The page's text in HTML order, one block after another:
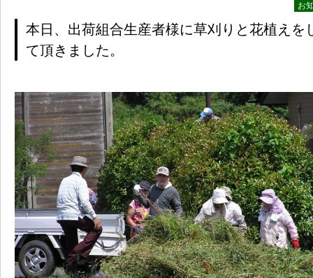
お
本日、出荷組合生産者様に草刈りと花植えを
て頂きました。